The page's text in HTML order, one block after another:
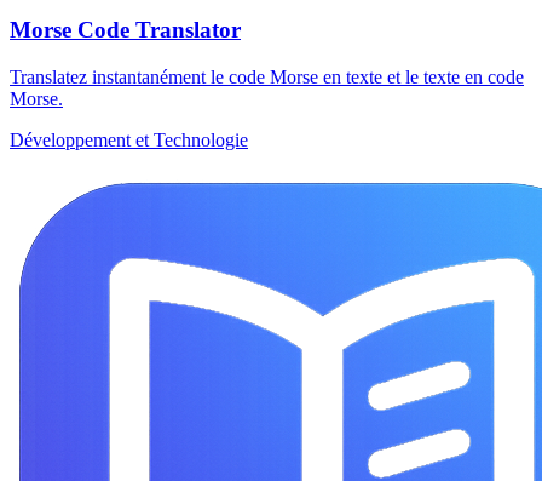
Morse Code Translator
Translatez instantanément le code Morse en texte et le texte en code
Morse.
Développement et Technologie